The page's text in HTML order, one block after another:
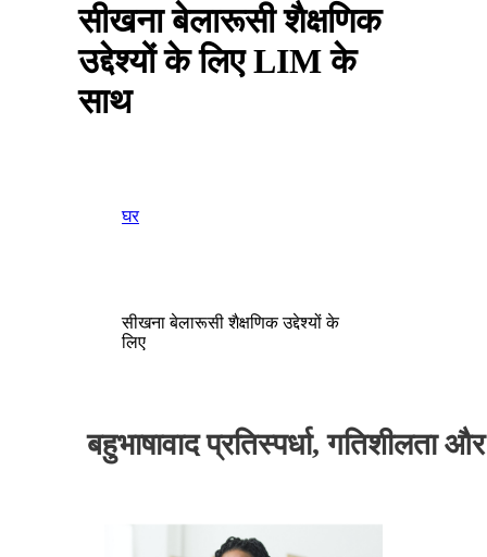
सीखना बेलारूसी शैक्षणिक
उद्देश्यों के लिए LIM के
साथ
घर
सीखना बेलारूसी शैक्षणिक उद्देश्यों के
लिए
बहुभाषावाद प्रतिस्पर्धा, गतिशीलता